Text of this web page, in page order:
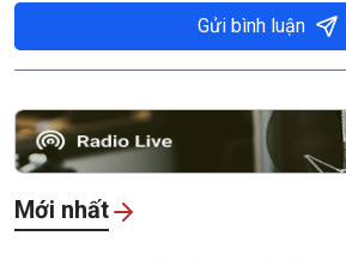
Gửi bình luận
Mới nhất